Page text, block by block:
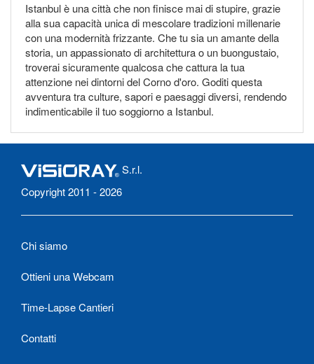
Istanbul è una città che non finisce mai di stupire, grazie
alla sua capacità unica di mescolare tradizioni millenarie
con una modernità frizzante. Che tu sia un amante della
storia, un appassionato di architettura o un buongustaio,
troverai sicuramente qualcosa che cattura la tua
attenzione nei dintorni del Corno d'oro. Goditi questa
avventura tra culture, sapori e paesaggi diversi, rendendo
indimenticabile il tuo soggiorno a Istanbul.
S.r.l.
Copyright 2011 - 2026
Chi siamo
Ottieni una Webcam
Time-Lapse Cantieri
Contatti